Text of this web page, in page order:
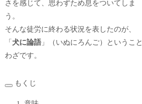
さを感じて、思わずため息をついてしま
う。
そんな徒労に終わる状況を表したのが、
「犬に論語」（いぬにろんご）ということ
わざです。
もくじ